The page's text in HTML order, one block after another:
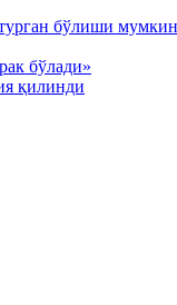
бўлиши
бўлади»
қилинди